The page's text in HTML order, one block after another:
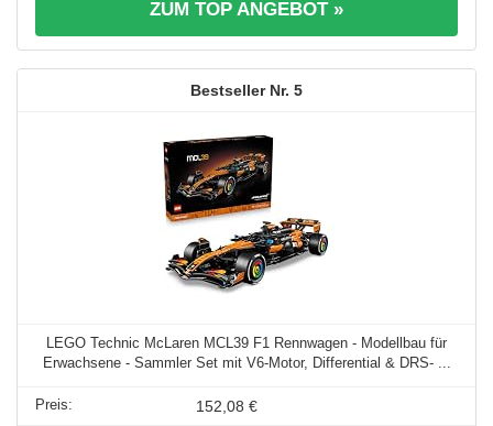
ZUM TOP ANGEBOT »
5
LEGO Technic McLaren MCL39 F1 Rennwagen - Modellbau für
Erwachsene - Sammler Set mit V6-Motor, Differential & DRS- ...
152,08 €